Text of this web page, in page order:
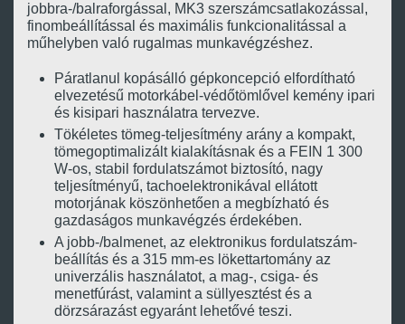
jobbra-/balraforgással, MK3 szerszámcsatlakozással,
finombeállítással és maximális funkcionalitással a
műhelyben való rugalmas munkavégzéshez.
Páratlanul kopásálló gépkoncepció elfordítható
elvezetésű motorkábel-védőtömlővel kemény ipari
és kisipari használatra tervezve.
Tökéletes tömeg-teljesítmény arány a kompakt,
tömegoptimalizált kialakításnak és a FEIN 1 300
W-os, stabil fordulatszámot biztosító, nagy
teljesítményű, tachoelektronikával ellátott
motorjának köszönhetően a megbízható és
gazdaságos munkavégzés érdekében.
A jobb-/balmenet, az elektronikus fordulatszám-
beállítás és a 315 mm-es lökettartomány az
univerzális használatot, a mag-, csiga- és
menetfúrást, valamint a süllyesztést és a
dörzsárazást egyaránt lehetővé teszi.